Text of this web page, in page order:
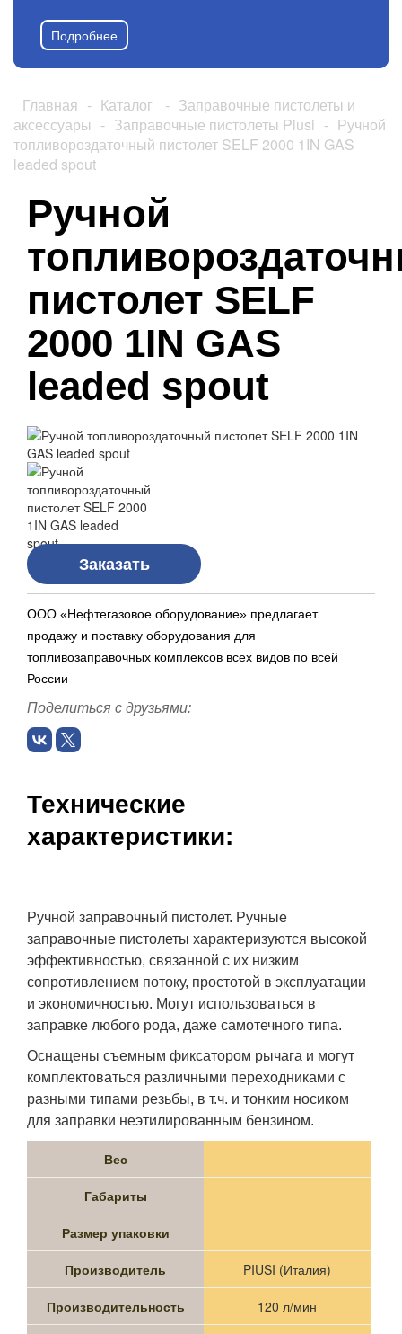
Подробнее
Главная - Каталог - Заправочные пистолеты и
аксессуары - Заправочные пистолеты Piusi - Ручной
топливороздаточный пистолет SELF 2000 1IN GAS
leaded spout
Ручной
пистолет SELF
2000 1IN GAS
leaded spout
Заказать
ООО «Нефтегазовое оборудование» предлагает
продажу и поставку оборудования для
топливозаправочных комплексов всех видов по всей
России
Поделиться с друзьями:
Технические
характеристики:
Ручной заправочный пистолет. Ручные
заправочные пистолеты характеризуются высокой
эффективностью, связанной с их низким
сопротивлением потоку, простотой в эксплуатации
и экономичностью. Могут использоваться в
заправке любого рода, даже самотечного типа.
Оснащены съемным фиксатором рычага и могут
комплектоваться различными переходниками с
разными типами резьбы, в т.ч. и тонким носиком
для заправки неэтилированным бензином.
Вес
Габариты
Размер упаковки
Производитель PIUSI (Италия)
Производительность 120 л/мин